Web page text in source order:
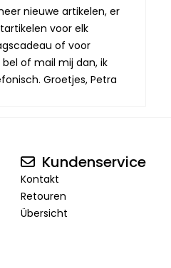
nieuwe artikelen, er
voor elk
of voor
of mail mij dan, ik
Groetjes, Petra
Kundenservice
Kontakt
Retouren
Übersicht